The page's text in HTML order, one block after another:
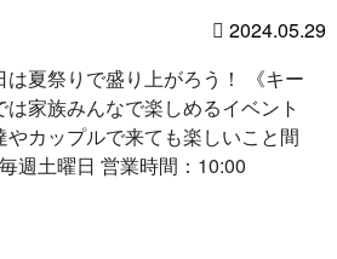
2024.05.29
夏祭りで盛り上がろう！ 《キー
家族みんなで楽しめるイベント
カップルで来ても楽しいこと間
週土曜日 営業時間：10:00
ーポイント夢前台店】土曜限定イベント